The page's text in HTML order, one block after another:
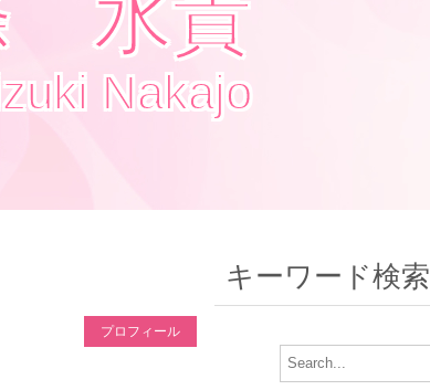
水貴
Nakajo
プロフィール
キーワード検索